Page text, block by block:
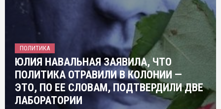
ПОЛИТИКА
ЮЛИЯ НАВАЛЬНАЯ ЗАЯВИЛА, ЧТО
ПОЛИТИКА ОТРАВИЛИ В КОЛОНИИ —
ЭТО, ПО ЕЕ СЛОВАМ, ПОДТВЕРДИЛИ ДВЕ
ЛАБОРАТОРИИ